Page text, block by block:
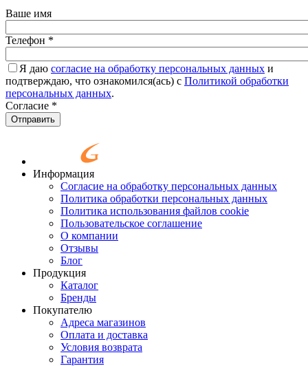
Ваше имя
Телефон *
Я даю согласие на обработку персональных данных и
подтверждаю, что ознакомился(ась) с Политикой обработки
персональных данных.
Согласие *
Отправить
Информация
Согласие на обработку персональных данных
Политика обработки персональных данных
Политика использования файлов cookie
Пользовательское соглашение
О компании
Отзывы
Блог
Продукция
Каталог
Бренды
Покупателю
Адреса магазинов
Оплата и доставка
Условия возврата
Гарантия